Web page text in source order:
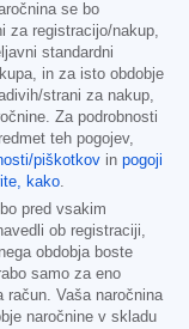
se bo
za registracijo/nakup,
standardni
in za isto obdobje
strani za nakup,
Za podrobnosti
teh pogojev,
piškotkov in pogoji
kako.
pred vsakim
ob registraciji,
obdobja boste
samo za eno
račun. Vaša naročnina
naročnine v skladu